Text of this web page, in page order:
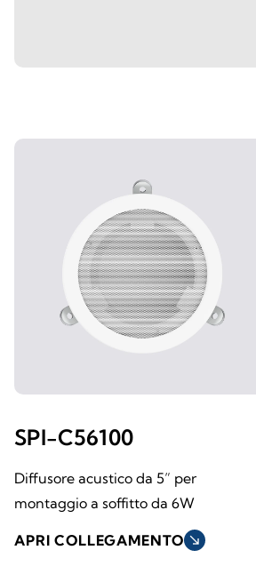
SPI-C56100
Diffusore acustico da 5” per
montaggio a soffitto da 6W
APRI COLLEGAMENTO south_east